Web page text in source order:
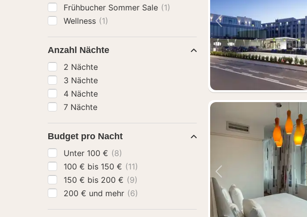
Vorheriges Bild
Vorheriges Bild
Frühbucher Sommer Sale (1)
Wellness (1)
Anzahl Nächte
2 Nächte
3 Nächte
4 Nächte
7 Nächte
Budget pro Nacht
Unter 100 € (8)
100 € bis 150 € (11)
150 € bis 200 € (9)
200 € und mehr (6)